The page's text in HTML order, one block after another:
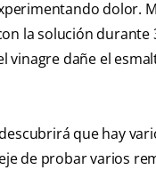
dolor.
la solución durante
dañe el
que hay
de probar varios